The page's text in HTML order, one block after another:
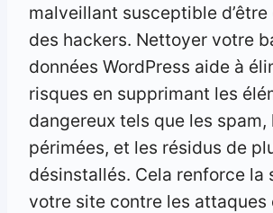
malveillant susceptible
des hackers. Nettoyer votre
données WordPress aide à
risques en supprimant les
dangereux tels que les spam,
périmées, et les résidus de
désinstallés. Cela renforce la
votre site contre les attaques